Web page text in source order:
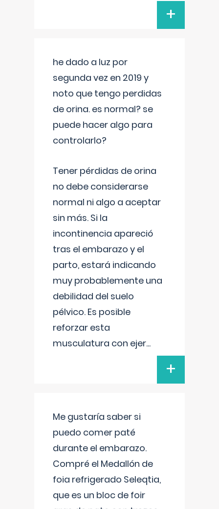
+
he dado a luz por
segunda vez en 2019 y
noto que tengo perdidas
de orina. es normal? se
puede hacer algo para
controlarlo?
Tener pérdidas de orina
no debe considerarse
normal ni algo a aceptar
sin más. Si la
incontinencia apareció
tras el embarazo y el
parto, estará indicando
muy probablemente una
debilidad del suelo
pélvico. Es posible
reforzar esta
musculatura con ejer...
+
Me gustaría saber si
puedo comer paté
durante el embarazo.
Compré el Medallón de
foia refrigerado Seleqtia,
que es un bloc de foir